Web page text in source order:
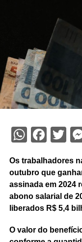
Os trabalhadores
outubro que
assinada em 2024
abono salarial de
liberados R$ 5,4
O valor do